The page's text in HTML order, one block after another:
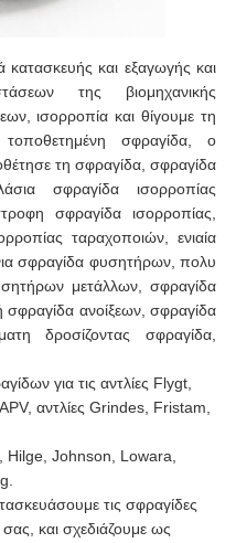
κατασκευής και εξαγωγής και
της βιομηχανικής
ισορροπία και θίγουμε τη
τοποθετημένη σφραγίδα, ο
τη σφραγίδα, σφραγίδα
σφραγίδα ισορροπίας
σφραγίδα ισορροπίας,
ταραχοποιών, ενιαία
σφραγίδα φυσητήρων, πολυ
μετάλλων, σφραγίδα
ανοίξεων, σφραγίδα
δροσίζοντας σφραγίδα,
για τις αντλίες Flygt,
αντλίες Grindes, Fristam,
Hilge, Johnson, Lowara,
τις σφραγίδες
και σχεδιάζουμε ως